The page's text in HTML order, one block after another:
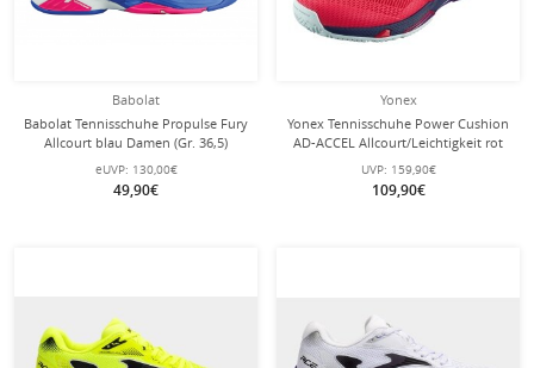
Babolat
Babolat Tennisschuhe Propulse Fury
Allcourt blau Damen (Gr. 36,5)
eUVP: 130,00€
49,90€
Yonex
Yonex Tennisschuhe Power Cushion
AD-ACCEL Allcourt/Leichtigkeit rot
Herren
UVP: 159,90€
109,90€